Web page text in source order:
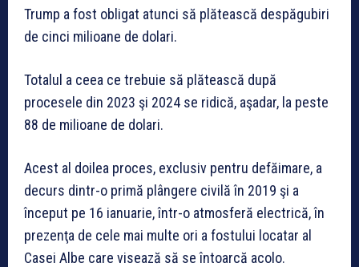
Trump a fost obligat atunci să plătească despăgubiri
de cinci milioane de dolari.
Totalul a ceea ce trebuie să plătească după
procesele din 2023 şi 2024 se ridică, aşadar, la peste
88 de milioane de dolari.
Acest al doilea proces, exclusiv pentru defăimare, a
decurs dintr-o primă plângere civilă în 2019 şi a
început pe 16 ianuarie, într-o atmosferă electrică, în
prezenţa de cele mai multe ori a fostului locatar al
Casei Albe care visează să se întoarcă acolo.